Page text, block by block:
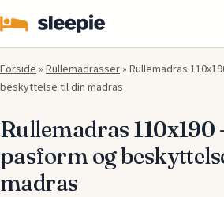
Forside» Rullemadrasser» Rullemadras
beskyttelse til din madras
Rullemadras 110x190
pasform og
madras